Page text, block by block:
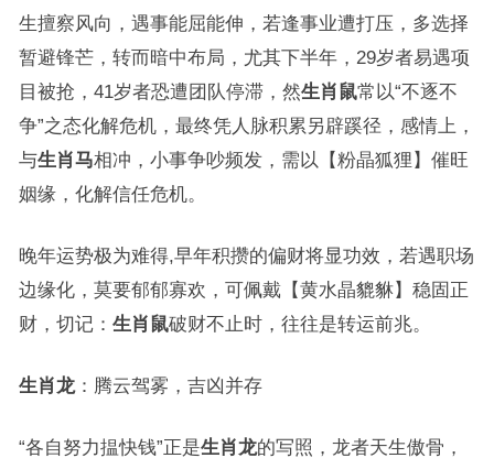
生擅察风向，遇事能屈能伸，若逢事业遭打压，多选择
暂避锋芒，转而暗中布局，尤其下半年，29岁者易遇项
目被抢，41岁者恐遭团队停滞，然生肖鼠常以“不逐不
争”之态化解危机，最终凭人脉积累另辟蹊径，感情上，
与生肖马相冲，小事争吵频发，需以【粉晶狐狸】催旺
姻缘，化解信任危机。
晚年运势极为难得,早年积攒的偏财将显功效，若遇职场
边缘化，莫要郁郁寡欢，可佩戴【黄水晶貔貅】稳固正
财，切记： 生肖鼠破财不止时，往往是转运前兆。
生肖龙：腾云驾雾，吉凶并存
“各自努力揾快钱”正是生肖龙的写照，龙者天生傲骨，